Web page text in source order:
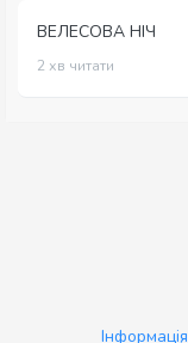
ВЕЛЕСОВА НІЧ
2 хв читати
Інформація